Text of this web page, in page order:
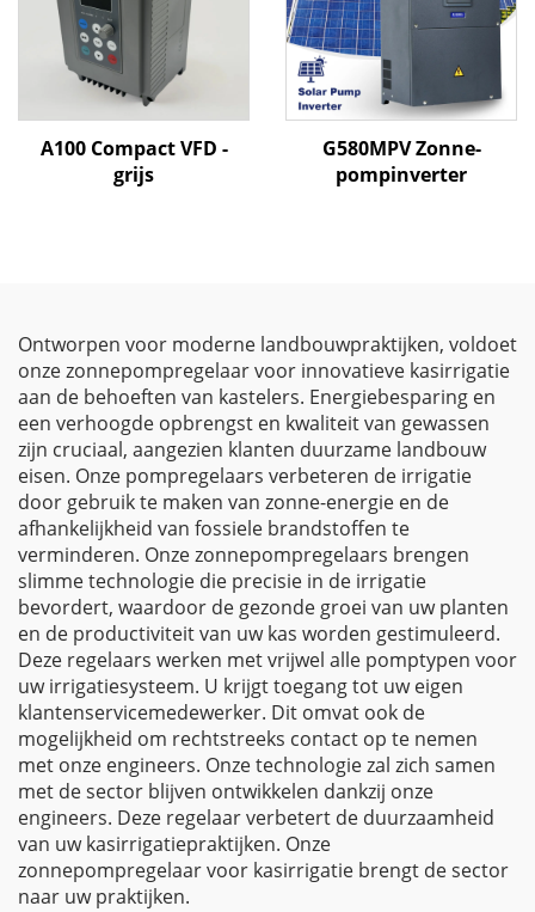
A100 Compact VFD -
grijs
G580MPV Zonne-
pompinverter
Ontworpen voor moderne landbouwpraktijken, voldoet
onze zonnepompregelaar voor innovatieve kasirrigatie
aan de behoeften van kastelers. Energiebesparing en
een verhoogde opbrengst en kwaliteit van gewassen
zijn cruciaal, aangezien klanten duurzame landbouw
eisen. Onze pompregelaars verbeteren de irrigatie
door gebruik te maken van zonne-energie en de
afhankelijkheid van fossiele brandstoffen te
verminderen. Onze zonnepompregelaars brengen
slimme technologie die precisie in de irrigatie
bevordert, waardoor de gezonde groei van uw planten
en de productiviteit van uw kas worden gestimuleerd.
Deze regelaars werken met vrijwel alle pomptypen voor
uw irrigatiesysteem. U krijgt toegang tot uw eigen
klantenservicemedewerker. Dit omvat ook de
mogelijkheid om rechtstreeks contact op te nemen
met onze engineers. Onze technologie zal zich samen
met de sector blijven ontwikkelen dankzij onze
engineers. Deze regelaar verbetert de duurzaamheid
van uw kasirrigatiepraktijken. Onze
zonnepompregelaar voor kasirrigatie brengt de sector
naar uw praktijken.